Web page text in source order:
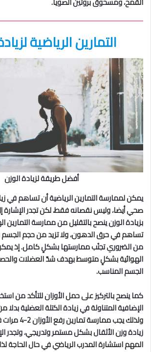
التمارين الرياضية
أفضل طريقة لزيادة الوزن
يمكن لممارسة التمارين الرياضية أن تساهم في
صحي أيضا، وليس نقصانه فقط، لكن تجدر الإشارة
بزيادة الوزن ينصح بالتقليل من ممارسة التمارين
تساهم في حرق الدهون، ولا تزيد من حجم الجسم
من الضروري تجنُب ممارستها بشكلٍ كامل. إذ
الهوائية بشكلٍ متوسط بهدف شدّ العضلات
الجسم المناسب.
كما ينصح بالتركيز على حمل الأوزان للتأكد من
الإضافية المتناولة في زيادة الكتلة العضلية
ولذلك يجب
زيادة وزن الأثقال بشكل مستمر وتدريجي، وتجدر
المهم استشارة المدرب الرياضي في حال الحاجة